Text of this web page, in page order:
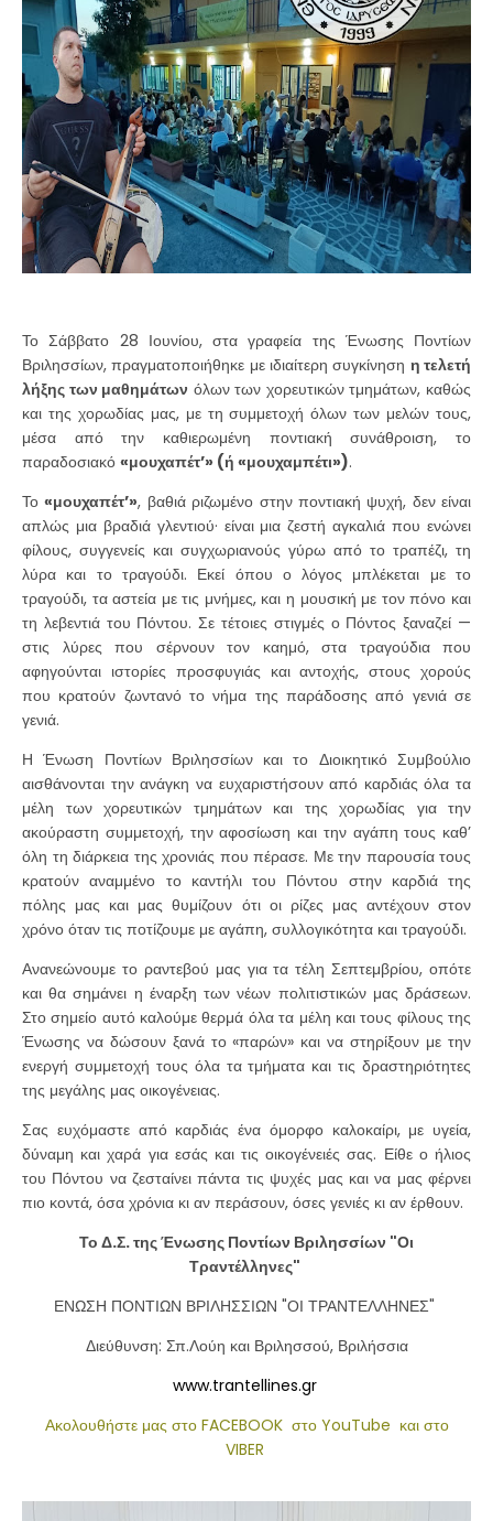
Το Σάββατο 28 Ιουνίου, στα γραφεία της Ένωσης Ποντίων
Βριλησσίων, πραγματοποιήθηκε με ιδιαίτερη συγκίνηση η τελετή
λήξης των μαθημάτων όλων των χορευτικών τμημάτων, καθώς
και της χορωδίας μας, με τη συμμετοχή όλων των μελών τους,
μέσα από την καθιερωμένη ποντιακή συνάθροιση, το
παραδοσιακό «μουχαπέτ’» (ή «μουχαμπέτι»).
Το«μουχαπέτ’», βαθιά ριζωμένο στην ποντιακή ψυχή, δεν είναι
απλώς μια βραδιά γλεντιού· είναι μια ζεστή αγκαλιά που ενώνει
φίλους, συγγενείς και συγχωριανούς γύρω από το τραπέζι, τη
λύρα και το τραγούδι. Εκεί όπου ο λόγος μπλέκεται με το
τραγούδι, τα αστεία με τις μνήμες, και η μουσική με τον πόνο και
τη λεβεντιά του Πόντου. Σε τέτοιες στιγμές ο Πόντος ξαναζεί —
στις λύρες που σέρνουν τον καημό, στα τραγούδια που
αφηγούνται ιστορίες προσφυγιάς και αντοχής, στους χορούς
που κρατούν ζωντανό το νήμα της παράδοσης από γενιά σε
γενιά.
Η Ένωση Ποντίων Βριλησσίων και το Διοικητικό Συμβούλιο
αισθάνονται την ανάγκη να ευχαριστήσουν από καρδιάς όλα τα
μέλη των χορευτικών τμημάτων και της χορωδίας για την
ακούραστη συμμετοχή, την αφοσίωση και την αγάπη τους καθ’
όλη τη διάρκεια της χρονιάς που πέρασε. Με την παρουσία τους
κρατούν αναμμένο το καντήλι του Πόντου στην καρδιά της
πόλης μας και μας θυμίζουν ότι οι ρίζες μας αντέχουν στον
χρόνο όταν τις ποτίζουμε με αγάπη, συλλογικότητα και τραγούδι.
Ανανεώνουμε το ραντεβού μας για τα τέλη Σεπτεμβρίου, οπότε
και θα σημάνει η έναρξη των νέων πολιτιστικών μας δράσεων.
Στο σημείο αυτό καλούμε θερμά όλα τα μέλη και τους φίλους της
Ένωσης να δώσουν ξανά το «παρών» και να στηρίξουν με την
ενεργή συμμετοχή τους όλα τα τμήματα και τις δραστηριότητες
της μεγάλης μας οικογένειας.
Σας ευχόμαστε από καρδιάς ένα όμορφο καλοκαίρι, με υγεία,
δύναμη και χαρά για εσάς και τις οικογένειές σας. Είθε ο ήλιος
του Πόντου να ζεσταίνει πάντα τις ψυχές μας και να μας φέρνει
πιο κοντά, όσα χρόνια κι αν περάσουν, όσες γενιές κι αν έρθουν.
Το Δ.Σ. της Ένωσης Ποντίων Βριλησσίων "Οι
Τραντέλληνες"
ΕΝΩΣΗ ΠΟΝΤΙΩΝ ΒΡΙΛΗΣΣΙΩΝ "ΟΙ ΤΡΑΝΤΕΛΛΗΝΕΣ"
Διεύθυνση: Σπ.Λούη και Βριλησσού, Βριλήσσια
www.trantellines.gr
Ακολουθήστε μας στο FACEBOOK στο YouTube και στο
VIBER